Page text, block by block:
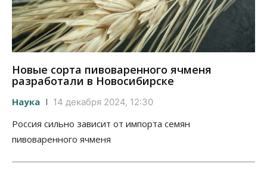
Новые сорта пивоваренного ячменя
разработали в Новосибирске
Наука 14 декабря 2024, 12:30
Россия сильно зависит от импорта семян
пивоваренного ячменя